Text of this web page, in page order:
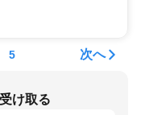
5 次へ
け取る